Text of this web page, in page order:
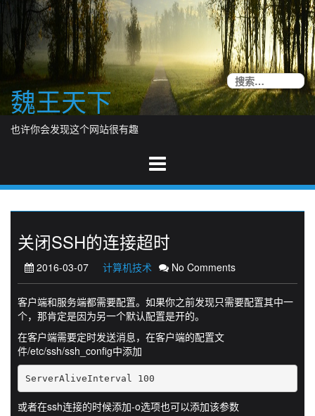
content
魏王天下
也许你会发现这个网站很有趣
搜
关闭SSH的连接超时
2016-03-07 计算机技术 No Comments
客户端和服务端都需要配置。如果你之前发现只需要配置其中一
个，那肯定是因为另一个默认配置是开的。
在客户端需要定时发送消息，在客户端的配置文
件/etc/ssh/ssh_config中添加
ServerAliveInterval 100
或者在ssh连接的时候添加-o选项也可以添加该参数